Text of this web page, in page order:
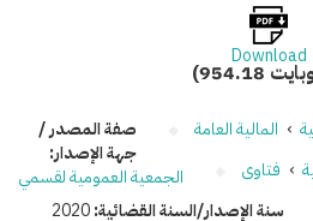
Download
› المالية العامة
› فتاوى
سنة الإصدار/السنة القضائية:2020
صفة المصدر /
جهة الإصدار:
الجمعية العمومية لقسمي